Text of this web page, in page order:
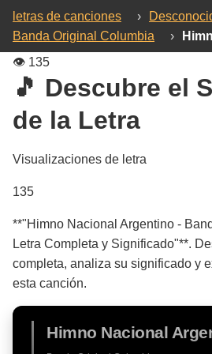
letras de canciones ›
Banda Original Columbia
›
👁️ 135
🎵 Descubre el
de la Letra
Visualizaciones de letra
135
**"Himno Nacional Argentino -
Letra Completa y Significado"**.
completa, analiza su significado y
esta canción.
Himno Nacional